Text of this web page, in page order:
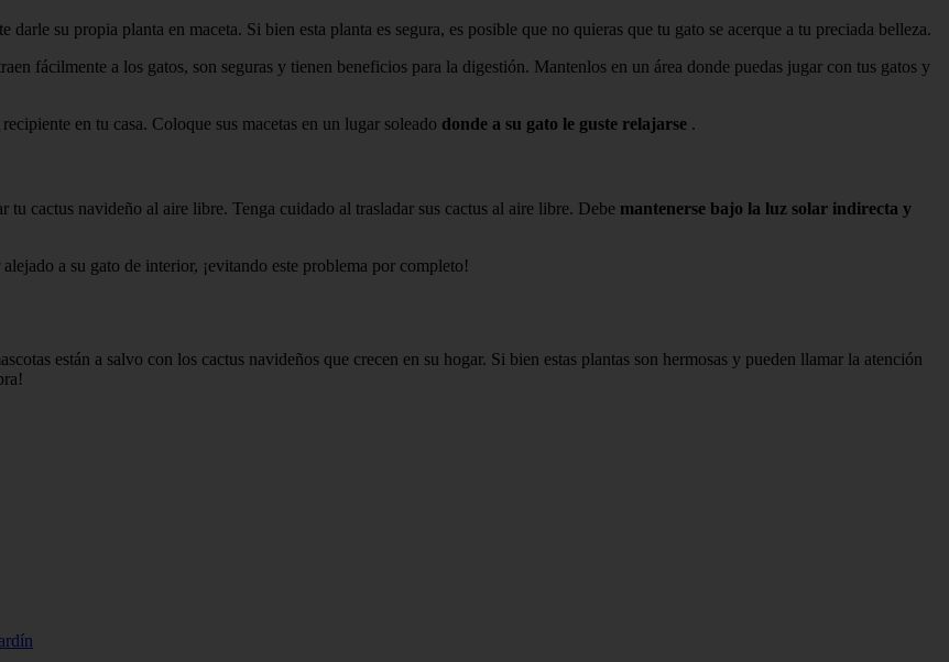
su propia planta en maceta. Si bien esta planta es segura, es posible que no quieras que tu gato se acerque a tu preciada belleza.
fácilmente a los gatos, son seguras y tienen beneficios para la digestión. Mantenlos en un área donde puedas jugar con tus gatos y
en tu casa. Coloque sus macetas en un lugar soleado donde a su gato le guste relajarse .
cactus navideño al aire libre. Tenga cuidado al trasladar sus cactus al aire libre. Debe mantenerse bajo la luz solar indirecta y
a su gato de interior, ¡evitando este problema por completo!
están a salvo con los cactus navideños que crecen en su hogar. Si bien estas plantas son hermosas y pueden llamar la atención